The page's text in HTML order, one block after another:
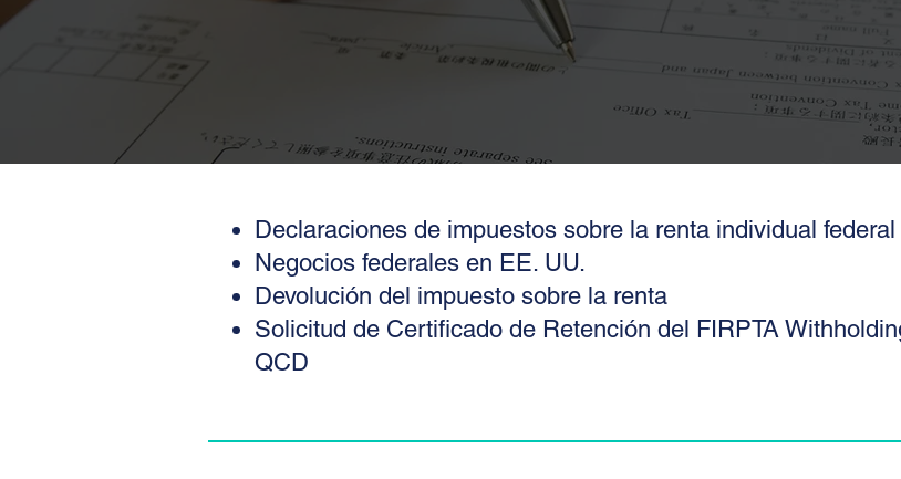
Declaraciones de impuestos sobre la renta individual
Negocios federales en EE. UU.
Devolución del impuesto sobre la renta
Solicitud de Certificado de Retención del FIRPTA
QCD